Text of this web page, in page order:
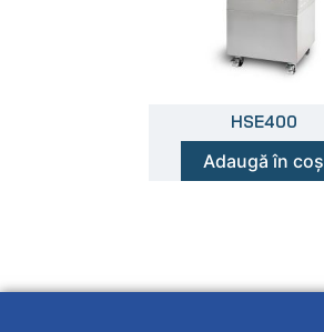
HSE400
Adaugă în coș